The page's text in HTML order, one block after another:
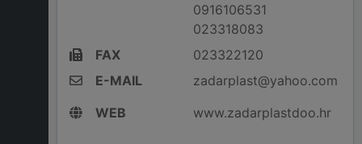
0916106531
023318083
FAX
023322120
E-MAIL
zadarplast@yahoo.com
WEB
www.zadarplastdoo.hr